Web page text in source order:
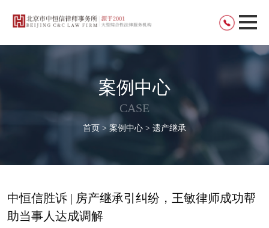
案例中心
CASE
首页 > 案例中心 > 遗产继承
中恒信胜诉 | 房产继承引纠纷，王敏律师成功帮
助当事人达成调解